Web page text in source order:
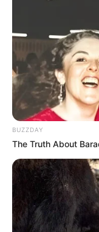
10:23 / 06 Avqust
62 milyon
niyə
36
BUZZDAY
The Truth About